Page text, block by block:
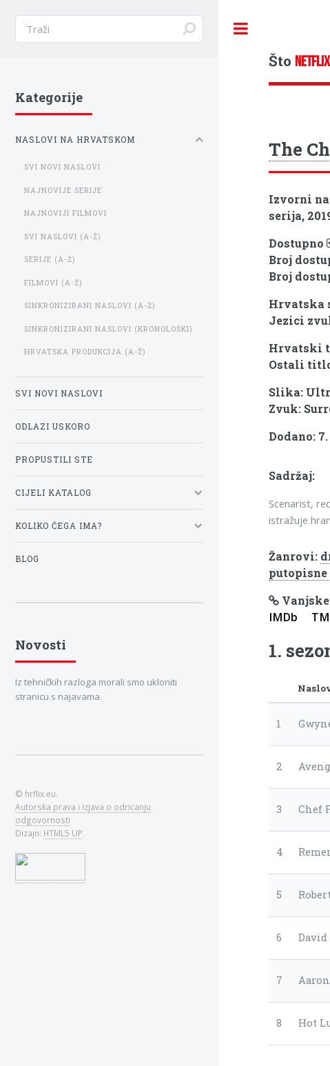
ŠtoNETFLIX
The
Izvorni
serija,
Dostupno
Broj
Broj
Hrvatska
Jezici
Hrvatski
Ostali
Slika:
Zvuk:
Dodano:
Sadržaj:
Scenarist,
istražuje
Žanrovi:
IMDb
1.
1
2
3 Chef
4
5
6 David
7
8 Hot
Kategorije
NASLOVI NA HRVATSKOM
SVI NOVI NASLOVI
NAJNOVIJE SERIJE
NAJNOVIJI FILMOVI
SVI NASLOVI (A-Ž)
SERIJE (A-Ž)
FILMOVI (A-Ž)
SINKRONIZIRANI NASLOVI (A-Ž)
SINKRONIZIRANI NASLOVI (KRONOLOŠKI)
HRVATSKA PRODUKCIJA (A-Ž)
SVI NOVI NASLOVI
ODLAZI USKORO
PROPUSTILI STE
CIJELI KATALOG
KOLIKO ČEGA IMA?
BLOG
Novosti
Iz tehničkih razloga morali smo ukloniti
stranicu s najavama.
© hrflix.eu.
Autorska prava i izjava o odricanju
odgovornosti
Dizajn: HTML5 UP.
Toggle